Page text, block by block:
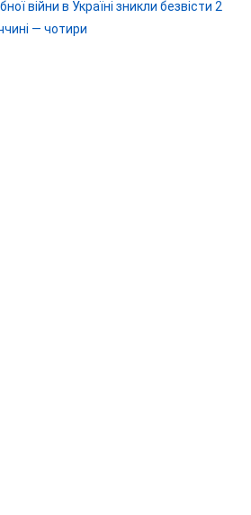
війни в Україні зникли безвісти 2
— чотири